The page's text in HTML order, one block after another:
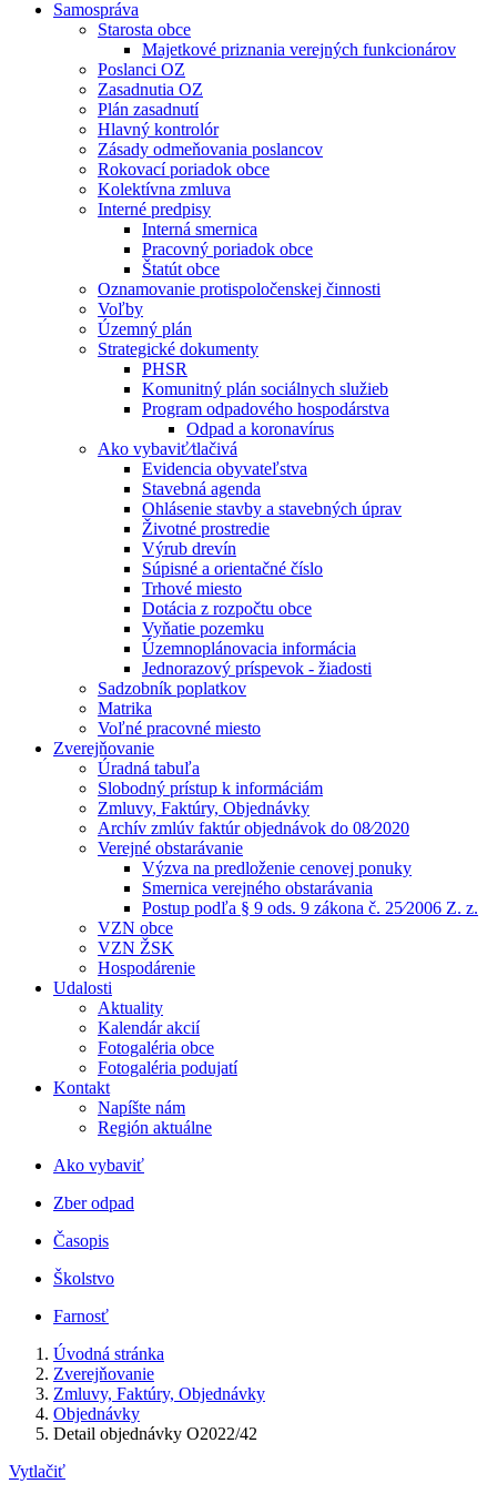
Samospráva
Starosta obce
Majetkové priznania verejných funkcionárov
Poslanci OZ
Zasadnutia OZ
Plán zasadnutí
Hlavný kontrolór
Zásady odmeňovania poslancov
Rokovací poriadok obce
Kolektívna zmluva
Interné predpisy
Interná smernica
Pracovný poriadok obce
Štatút obce
Oznamovanie protispoločenskej činnosti
Voľby
Územný plán
Strategické dokumenty
PHSR
Komunitný plán sociálnych služieb
Program odpadového hospodárstva
Odpad a koronavírus
Ako vybaviť⁄tlačivá
Evidencia obyvateľstva
Stavebná agenda
Ohlásenie stavby a stavebných úprav
Životné prostredie
Výrub drevín
Súpisné a orientačné číslo
Trhové miesto
Dotácia z rozpočtu obce
Vyňatie pozemku
Územnoplánovacia informácia
Jednorazový príspevok - žiadosti
Sadzobník poplatkov
Matrika
Voľné pracovné miesto
Zverejňovanie
Úradná tabuľa
Slobodný prístup k informáciám
Zmluvy, Faktúry, Objednávky
Archív zmlúv faktúr objednávok do 08⁄2020
Verejné obstarávanie
Výzva na predloženie cenovej ponuky
Smernica verejného obstarávania
Postup podľa § 9 ods. 9 zákona č. 25⁄2006 Z. z.
VZN obce
VZN ŽSK
Hospodárenie
Udalosti
Aktuality
Kalendár akcií
Fotogaléria obce
Fotogaléria podujatí
Kontakt
Napíšte nám
Región aktuálne
Ako vybaviť
Zber odpad
Časopis
Školstvo
Farnosť
Úvodná stránka
Zverejňovanie
Zmluvy, Faktúry, Objednávky
Objednávky
Detail objednávky O2022/42
Vytlačiť